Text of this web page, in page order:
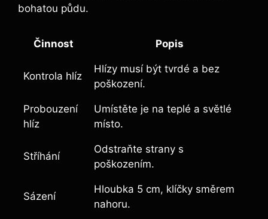
bohatou půdu.
Činnost Popis
Kontrola hlíz
Hlízy musí být tvrdé a bez
poškození.
Probouzení
hlíz
Umístěte je na teplé a světlé
místo.
Stříhání
Odstraňte strany s
poškozením.
Sázení
Hloubka 5 cm, klíčky směrem
nahoru.